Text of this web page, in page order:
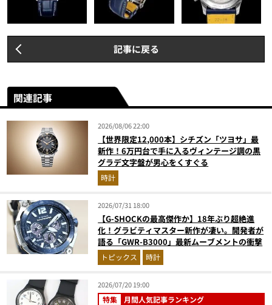
記事に戻る
関連記事
2026/08/06 22:00
【世界限定12,000本】シチズン「ツヨサ」最
新作！6万円台で手に入るヴィンテージ調の黒
グラデ文字盤が男心をくすぐる
時計
2026/07/31 18:00
【G-SHOCKの最高傑作か】18年ぶり超絶進
化！グラビティマスター新作が凄い。開発者が
語る「GWR-B3000」最新ムーブメントの衝撃
トピックス 時計
2026/07/20 19:00
特集 月間人気記事ランキング